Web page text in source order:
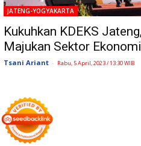
JATENG-YOGYAKARTA
Kukuhkan KDEKS
Majukan Sektor Ekonomi
Tsani Ariant - Rabu, 5 April, 2023 / 13:30 WIB